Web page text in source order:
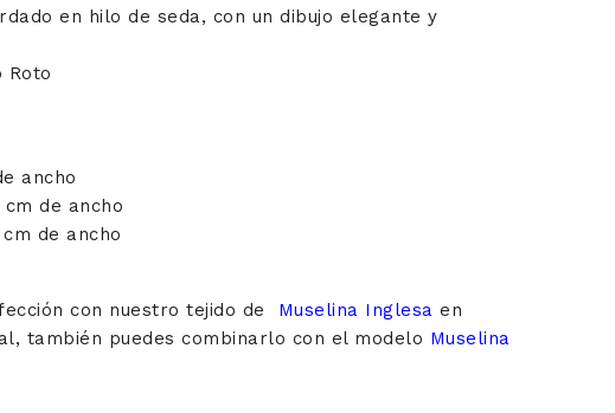
en hilo de seda, con un dibujo elegante y
Roto
ancho
de ancho
de ancho
con nuestro tejido de Muselina Inglesa en
también puedes combinarlo con el modelo Muselina